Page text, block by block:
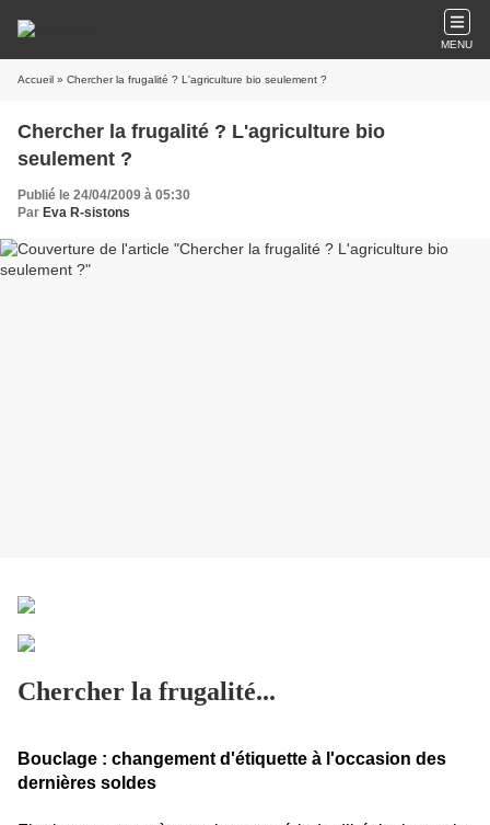
MENU
Accueil » Chercher la frugalité ? L'agriculture bio seulement ?
Chercher la frugalité ? L'agriculture bio
seulement ?
Publié le 24/04/2009 à 05:30
Par Eva R-sistons
Chercher la frugalité...
Bouclage : changement d'étiquette à l'occasion des
dernières soldes